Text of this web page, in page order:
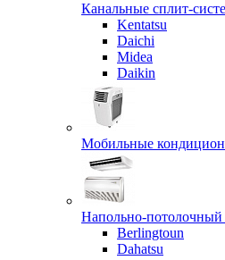
Канальные сплит-
Kentatsu
Daichi
Midea
Daikin
Мобильные
Напольно-потолочный
Berlingtoun
Dahatsu